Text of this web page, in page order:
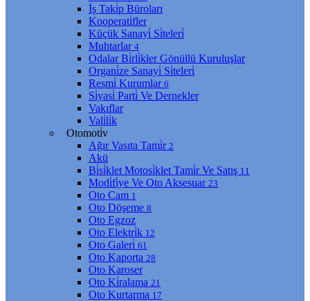
İş Taki̇p Büroları
Kooperati̇fler
Küçük Sanayi̇ Si̇teleri̇
Muhtarlar 4
Odalar Bi̇rli̇kler Gönüllü Kuruluşlar
Organi̇ze Sanayi̇ Si̇teleri̇
Resmi̇ Kurumlar 6
Si̇yasi̇ Parti̇ Ve Dernekler
Vakıflar
Vali̇li̇k
Otomoti̇v
Ağır Vasıta Tami̇r 2
Akü
Bi̇si̇klet Motosi̇klet Tami̇r Ve Satış 11
Modi̇fi̇ye Ve Oto Aksesuar 23
Oto Cam 1
Oto Döşeme 8
Oto Egzoz
Oto Elektri̇k 12
Oto Galeri̇ 61
Oto Kaporta 28
Oto Karoser
Oto Ki̇ralama 21
Oto Kurtarma 17